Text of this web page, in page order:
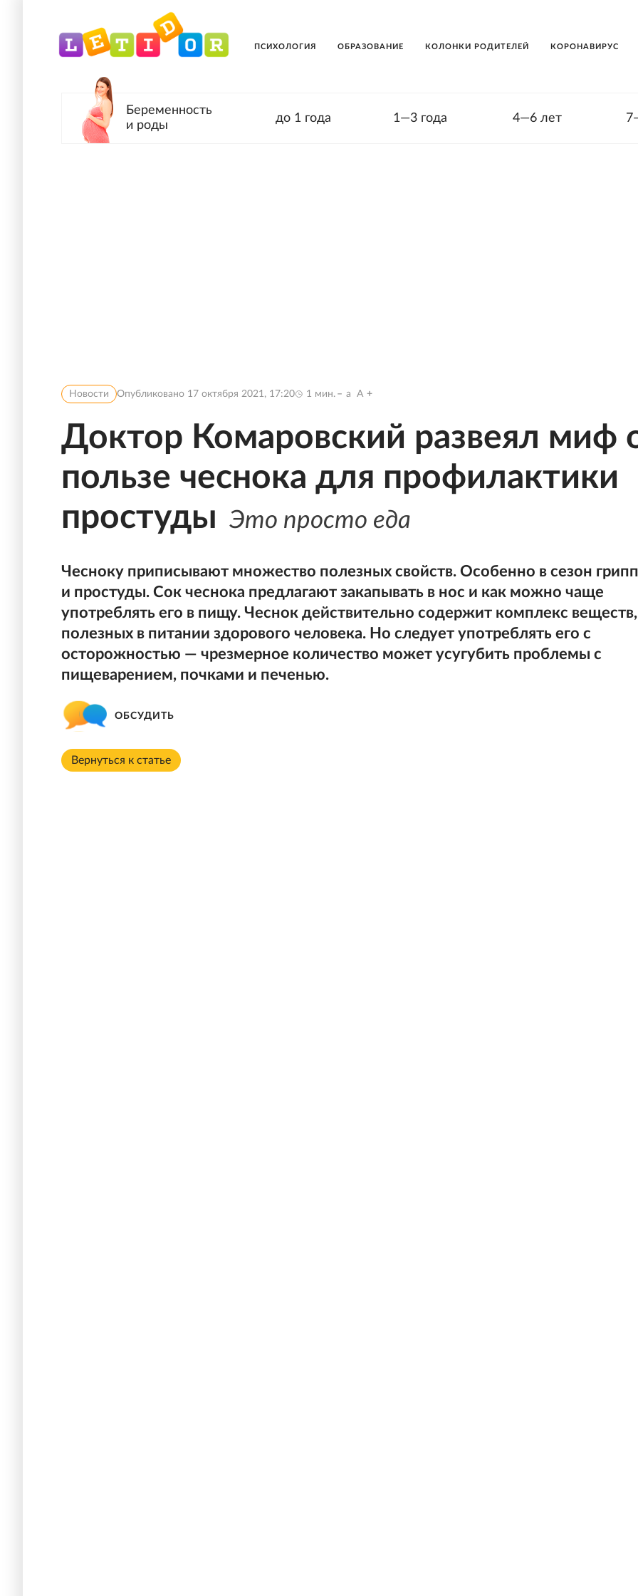
ПСИХОЛОГИЯ ОБРАЗОВАНИЕ КОЛОНКИ РОДИТЕЛЕЙ КОРОНАВИРУС
Беременность
и роды
до 1 года 1—3 года 4—6 лет
Новости Опубликовано 17 октября 2021, 17:20 1 мин. a A
Доктор Комаровский развеял миф
пользе чеснока для профилактики
простуды Это просто еда
Чесноку приписывают множество полезных свойств. Особенно в сезон
и простуды. Сок чеснока предлагают закапывать в нос и как можно чаще
употреблять его в пищу. Чеснок действительно содержит комплекс веществ,
полезных в питании здорового человека. Но следует употреблять его с
осторожностью — чрезмерное количество может усугубить проблемы с
пищеварением, почками и печенью.
ОБСУДИТЬ
Вернуться к статье